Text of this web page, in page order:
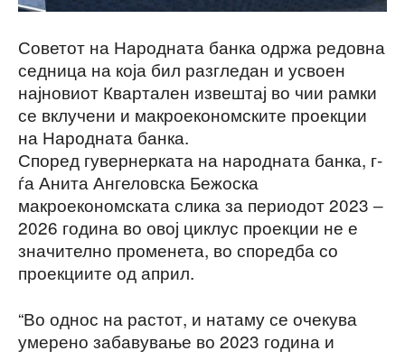
Советот на Народната банка одржа редовна
седница на која бил разгледан и усвоен
најновиот Квартален извештај во чии рамки
се вклучени и макроекономските проекции
на Народната банка.
Според гувернерката на народната банка, г-
ѓа Анита Ангеловска Бежоска
макроекономската слика за периодот 2023 ‒
2026 година во овој циклус проекции не е
значително променета, во споредба со
проекциите од април.
“Во однос на растот, и натаму се очекува
умерено забавување во 2023 година и